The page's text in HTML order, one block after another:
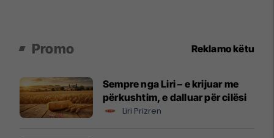
Promo Reklamo këtu
Sempre nga Liri – e krijuar me
përkushtim, e dalluar për cilësi
Liri Prizren